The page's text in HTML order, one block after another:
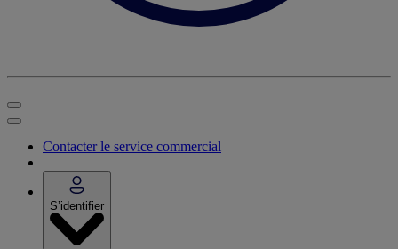
Contacter le service commercial
S’identifier